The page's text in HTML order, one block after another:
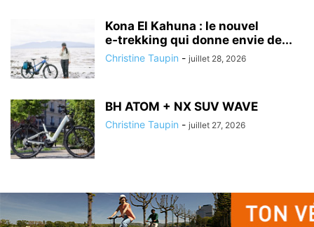
Kona El Kahuna : le nouvel
e‑trekking qui donne envie de...
Christine Taupin - juillet 28, 2026
BH ATOM + NX SUV WAVE
Christine Taupin - juillet 27, 2026